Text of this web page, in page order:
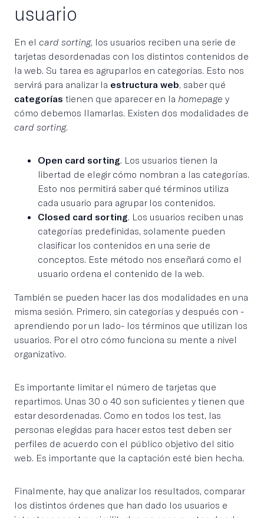
usuario
En el card sorting, los usuarios reciben una serie de
tarjetas desordenadas con los distintos contenidos de
la web. Su tarea es agruparlos en categorías. Esto nos
servirá para analizar la estructura web, saber qué
categorías tienen que aparecer en la homepage y
cómo debemos llamarlas. Existen dos modalidades de
card sorting.
Open card sorting. Los usuarios tienen la
libertad de elegir cómo nombran a las categorías.
Esto nos permitirá saber qué términos utiliza
cada usuario para agrupar los contenidos.
Closed card sorting. Los usuarios reciben unas
categorías predefinidas, solamente pueden
clasificar los contenidos en una serie de
conceptos. Este método nos enseñará como el
usuario ordena el contenido de la web.
También se pueden hacer las dos modalidades en una
misma sesión. Primero, sin categorías y después con -
aprendiendo por un lado- los términos que utilizan los
usuarios. Por el otro cómo funciona su mente a nivel
organizativo.
Es importante limitar el número de tarjetas que
repartimos. Unas 30 o 40 son suficientes y tienen que
estar desordenadas. Como en todos los test, las
personas elegidas para hacer estos test deben ser
perfiles de acuerdo con el público objetivo del sitio
web. Es importante que la captación esté bien hecha.
Finalmente, hay que analizar los resultados, comparar
los distintos órdenes que han dado los usuarios e